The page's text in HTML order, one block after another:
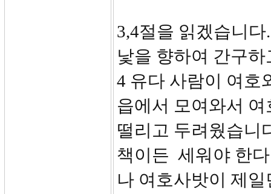
3,4절을 읽겠습니
낯을 향하여 간구
4 유다 사람이 여호
읍에서 모여와서
떨리고 두려웠습니
책이든 세워야 한
나 여호사밧이 제